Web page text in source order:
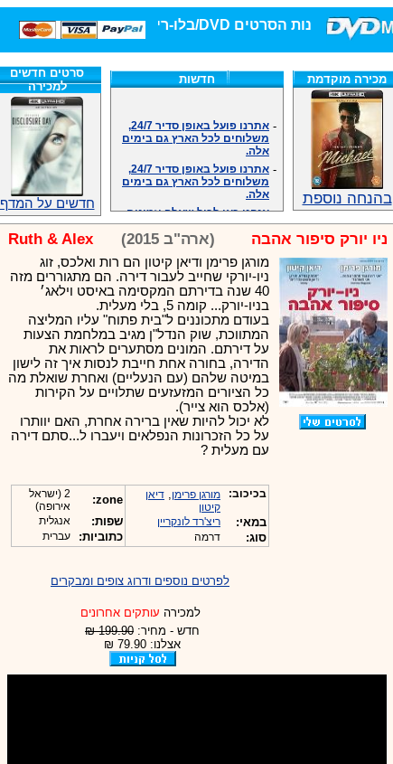
חנות הסרטים DVD/בלו-ריי/3D הגדולה ביותר!
מכירה מוקדמת
בהנחה נוספת
חדשות
משלוחים לכל הארץ גם בימים
אלה.
משלוחים לכל הארץ גם בימים
אלה.
אנחנו כאן לכול שאלה וזמינים
במענה הטלפוני שלנו.ובמייל
.האתר לרשותכם פעיל 24/7
-מענה טלפוני: 09-7652392
צוות דיוידי מאסטר ישיר.
זמינים במייל ובטלפון. האתר
לרשותכם פעיל 24/7
צוות דיוידי מאסטר ישיר.
אנחנו כאן לכול שאלה וזמינים
במענה הטלפוני שלנו.ובמייל
.האתר לרשותכם 24/7
מענה טלפוני: 09-7652392
צוות דיוידי מאסטר ישיר.
סרטים חדשים
למכירה
חדשים על המדף
ניו יורק סיפור אהבה (ארה"ב 2015) Ruth & Alex
מורגן פרימן ודיאן קיטון הם רות ואלכס, זוג
ניו-יורקי שחייב לעבור דירה. הם מתגוררים מזה
40 שנה בדירתם המקסימה באיסט וילאג׳
בניו-יורק... קומה 5, בלי מעלית.
בעודם מתכוננים ל"בית פתוח" עליו המליצה
המתווכת, שוק הנדל"ן מגיב במלחמת הצעות
על דירתם. המונים מסתערים לראות את
הדירה, בחורה אחת חייבת לנסות איך זה לישון
במיטה שלהם (עם הנעליים) ואחרת שואלת מה
כל הציורים המזעזעים שתלויים על הקירות
(אלכס הוא צייר).
לא יכול להיות שאין ברירה אחרת, האם יוותרו
על כל הזכרונות הנפלאים ויעברו ל...סתם דירה
עם מעלית ?
בכיכוב: מורגן פרימן, דיאן
קיטון
במאי: ריצ'רד לונקריין
סוג: דרמה
zone:
2 (ישראל
אירופה)
שפות: אנגלית
כתוביות: עברית
לפרטים נוספים ודרוג צופים ומבקרים
למכירה עותקים אחרונים
חדש - מחיר: 199.90 ₪
אצלנו: 79.90 ₪